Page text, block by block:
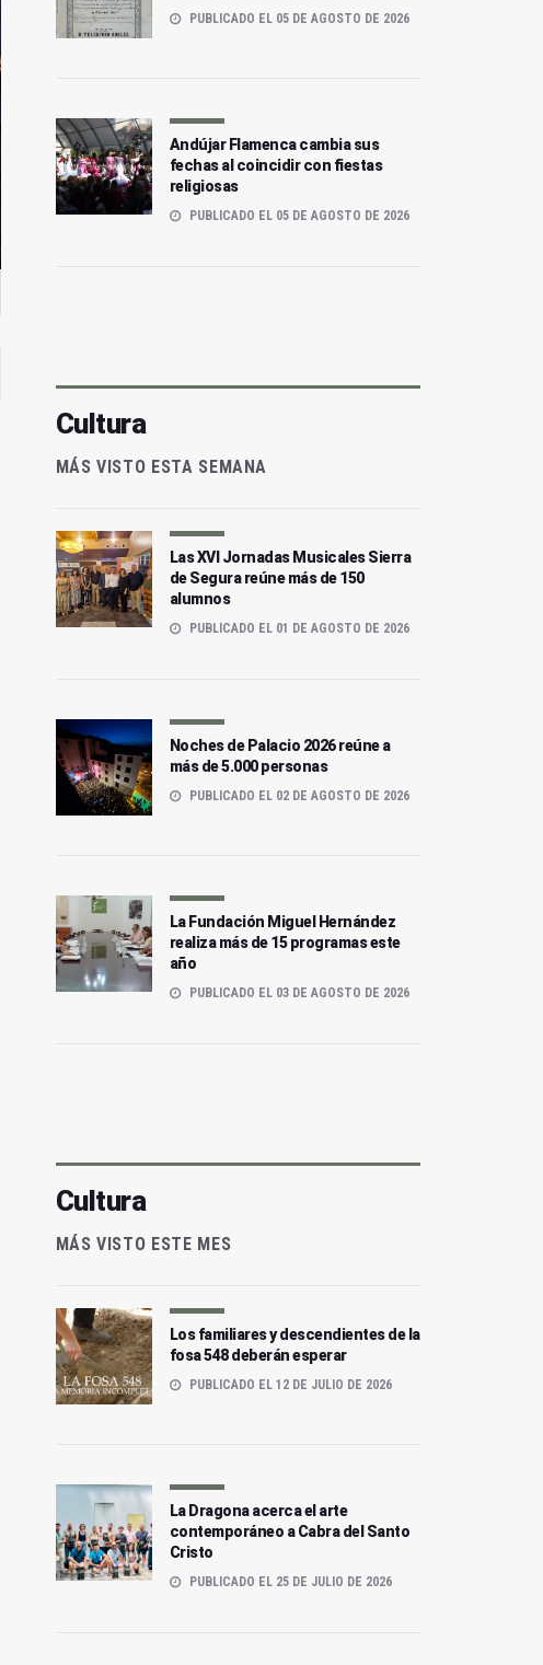
PUBLICADO EL 05 DE AGOSTO DE 2026
Andújar Flamenca cambia sus
fechas al coincidir con fiestas
religiosas
PUBLICADO EL 05 DE AGOSTO DE 2026
Cultura
MÁS VISTO ESTA SEMANA
Las XVI Jornadas Musicales Sierra
de Segura reúne más de 150
alumnos
PUBLICADO EL 01 DE AGOSTO DE 2026
Noches de Palacio 2026 reúne a
más de 5.000 personas
PUBLICADO EL 02 DE AGOSTO DE 2026
La Fundación Miguel Hernández
realiza más de 15 programas este
año
PUBLICADO EL 03 DE AGOSTO DE 2026
Cultura
MÁS VISTO ESTE MES
Los familiares y descendientes de la
fosa 548 deberán esperar
PUBLICADO EL 12 DE JULIO DE 2026
La Dragona acerca el arte
contemporáneo a Cabra del Santo
Cristo
PUBLICADO EL 25 DE JULIO DE 2026